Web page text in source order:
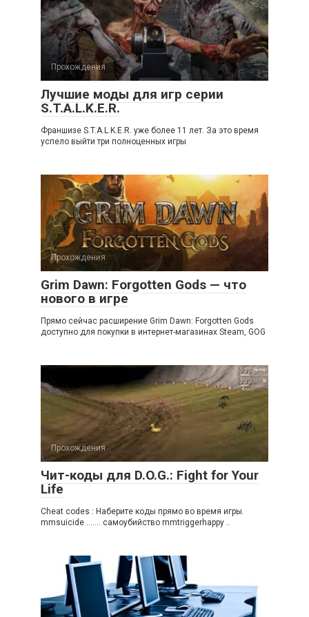
Прохождения
Лучшие моды для игр серии
S.T.A.L.K.E.R.
Франшизе S.T.A.L.K.E.R. уже более 11 лет. За это время
успело выйти три полноценных игры
Прохождения
Grim Dawn: Forgotten Gods — что
нового в игре
Прямо сейчас расширение Grim Dawn: Forgotten Gods
доступно для покупки в интернет-магазинах Steam, GOG
Прохождения
Чит-коды для D.O.G.: Fight for Your
Life
Cheat codes : Hаберите коды прямо во время игры.
mmsuicide ……. самоубийство mmtriggerhappy ..